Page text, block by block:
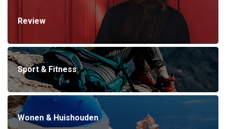
Review
Sport & Fitness
Wonen & Huishouden